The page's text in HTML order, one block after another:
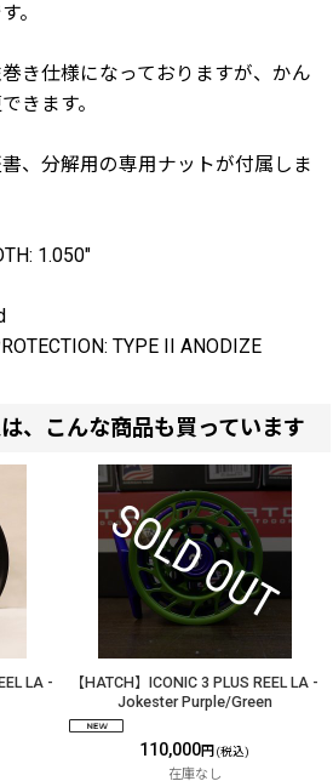
。
き仕様になっておりますが、かん
きます。
、分解用の専用ナットが付属しま
1.050"
TYPE II ANODIZE
、こんな商品も買っています
LA -
【HATCH】ICONIC 3 PLUS REEL LA -
Jokester Purple/Green
110,000円 (税込)
在庫なし